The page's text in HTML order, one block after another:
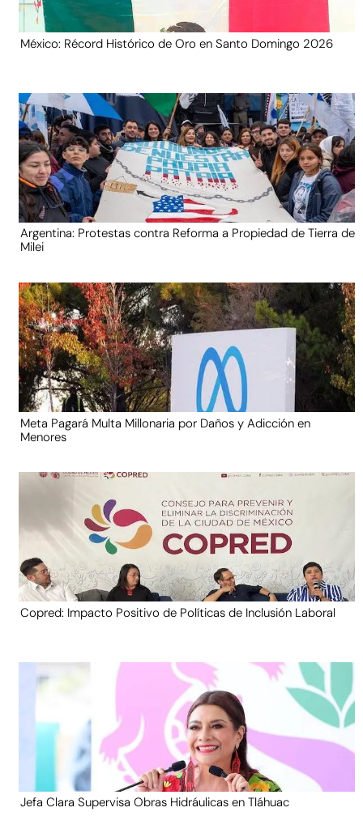
México: Récord Histórico de Oro en Santo Domingo 2026
Argentina: Protestas contra Reforma a Propiedad de Tierra de
Milei
Meta Pagará Multa Millonaria por Daños y Adicción en
Menores
Copred: Impacto Positivo de Políticas de Inclusión Laboral
Jefa Clara Supervisa Obras Hidráulicas en Tláhuac